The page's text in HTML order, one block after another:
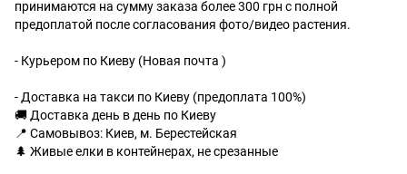
принимаются на сумму заказа более 300 грн с полной
предоплатой после согласования фото/видео растения.
- Курьером по Киеву (Новая почта )
- Доставка на такси по Киеву (предоплата 100%)
🚚 Доставка день в день по Киеву
📍 Самовывоз: Киев, м. Берестейская
🌲 Живые елки в контейнерах, не срезанные